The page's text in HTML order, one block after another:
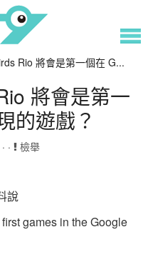
Rio 將會是第一個在 G...
將會是第一
的遊戲？
· 檢舉
說
games in the Google